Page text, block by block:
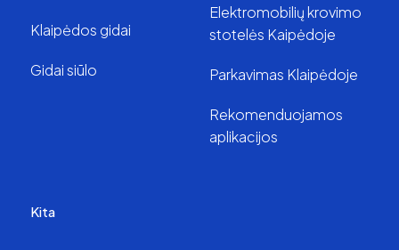
Klaipėdos gidai
Gidai siūlo
Elektromobilių krovimo
stotelės Kaipėdoje
Parkavimas Klaipėdoje
Rekomenduojamos
aplikacijos
Kita